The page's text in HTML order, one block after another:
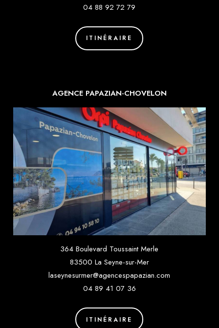
04 88 92 72 79
ITINÉRAIRE
AGENCE PAPAZIAN-CHOVELON
364 Boulevard Toussaint Merle
83500 La Seyne-sur-Mer
laseynesurmer@agencespapazian.com
04 89 41 07 36
ITINÉRAIRE